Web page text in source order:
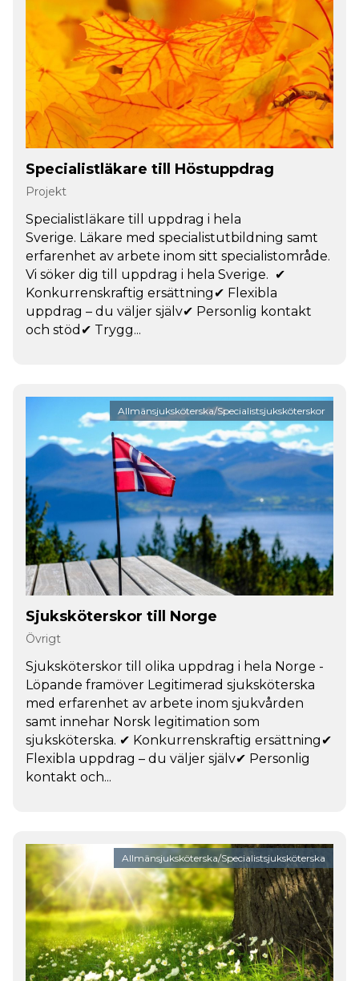
Specialistläkare till Höstuppdrag
Projekt
Specialistläkare till uppdrag i hela
Sverige. Läkare med specialistutbildning samt
erfarenhet av arbete inom sitt specialistområde.
Vi söker dig till uppdrag i hela Sverige. ✔
Konkurrenskraftig ersättning✔ Flexibla
uppdrag – du väljer själv✔ Personlig kontakt
och stöd✔ Trygg...
Allmänsjuksköterska/Specialistsjuksköterskor
Sjuksköterskor till Norge
Övrigt
Sjuksköterskor till olika uppdrag i hela Norge -
Löpande framöver Legitimerad sjuksköterska
med erfarenhet av arbete inom sjukvården
samt innehar Norsk legitimation som
sjuksköterska. ✔ Konkurrenskraftig ersättning✔
Flexibla uppdrag – du väljer själv✔ Personlig
kontakt och...
Allmänsjuksköterska/Specialistsjuksköterska